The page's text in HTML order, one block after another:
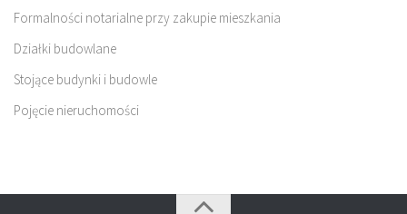
Formalności notarialne przy zakupie mieszkania
Działki budowlane
Stojące budynki i budowle
Pojęcie nieruchomości